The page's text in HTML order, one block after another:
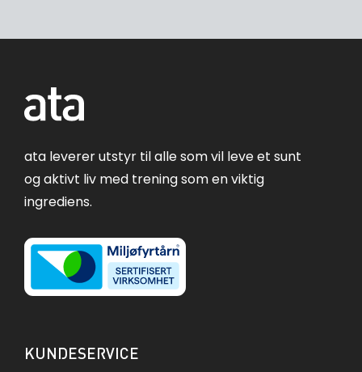
ata leverer utstyr til alle som vil leve et sunt
og aktivt liv med trening som en viktig
ingrediens.
KUNDESERVICE